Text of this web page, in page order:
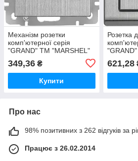
Механізм розетки
комп'ютерної серія
"GRAND" ТМ "MARSHEL"
349,36 ₴
Купити
Розетка
621,28
Про нас
98% позитивних з 262 відгуків за
Працює з 26.02.2014